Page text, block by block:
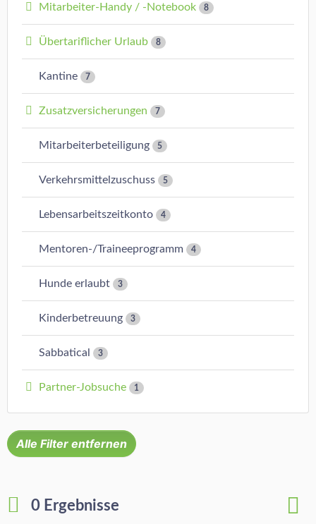
Mitarbeiter-Handy / -Notebook 8
Übertariflicher Urlaub 8
Kantine 7
Zusatzversicherungen 7
Mitarbeiterbeteiligung 5
Verkehrsmittelzuschuss 5
Lebensarbeitszeitkonto 4
Mentoren-/Traineeprogramm 4
Hunde erlaubt 3
Kinderbetreuung 3
Sabbatical 3
Partner-Jobsuche 1
Alle Filter entfernen
0 Ergebnisse